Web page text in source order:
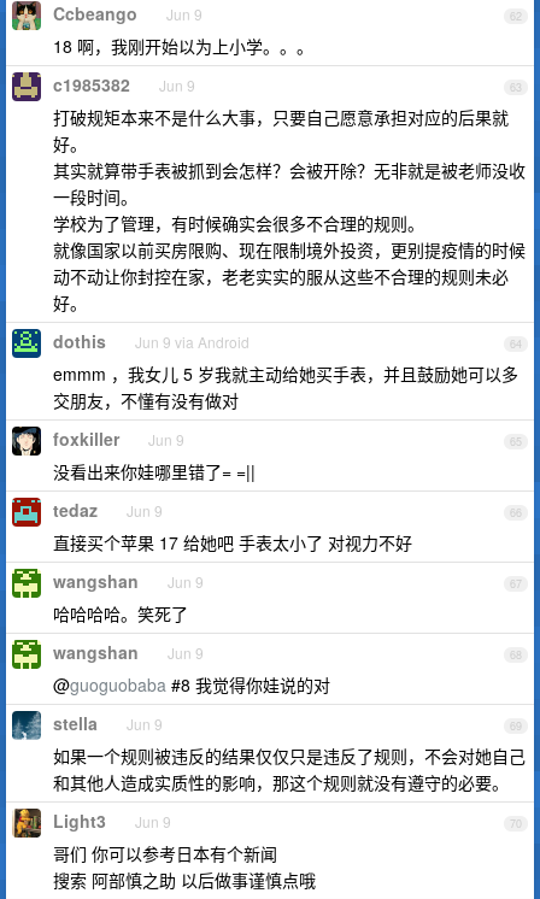
62
Ccbeango Jun 9
18 啊，我刚开始以为上小学。。。
63
c1985382 Jun 9
打破规矩本来不是什么大事，只要自己愿意承担对应的后果就
好。
其实就算带手表被抓到会怎样？会被开除？无非就是被老师没收
一段时间。
学校为了管理，有时候确实会很多不合理的规则。
就像国家以前买房限购、现在限制境外投资，更别提疫情的时候
动不动让你封控在家，老老实实的服从这些不合理的规则未必
好。
64
dothis Jun 9 via Android
emmm ，我女儿 5 岁我就主动给她买手表，并且鼓励她可以多
交朋友，不懂有没有做对
65
foxkiller Jun 9
没看出来你娃哪里错了= =||
66
tedaz Jun 9
直接买个苹果 17 给她吧 手表太小了 对视力不好
67
wangshan Jun 9
哈哈哈哈。笑死了
68
wangshan Jun 9
@guoguobaba #8 我觉得你娃说的对
69
stella Jun 9
如果一个规则被违反的结果仅仅只是违反了规则，不会对她自己
和其他人造成实质性的影响，那这个规则就没有遵守的必要。
70
Light3 Jun 9
哥们 你可以参考日本有个新闻
搜索 阿部慎之助 以后做事谨慎点哦